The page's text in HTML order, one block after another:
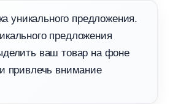
уникального предложения.
предложения
ваш товар на фоне
привлечь внимание